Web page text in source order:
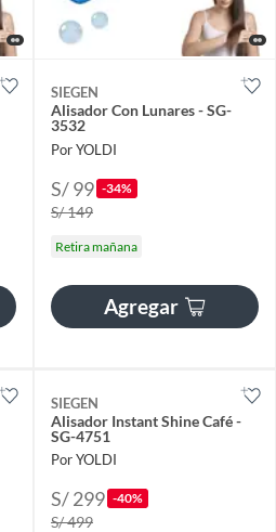
SIEGEN
Alisador Con Lunares - SG-
3532
Por YOLDI
S/ 99 -34%
S/ 149
Retira mañana
Agregar
SIEGEN
Alisador Instant Shine Café -
SG-4751
Por YOLDI
S/ 299 -40%
S/ 499